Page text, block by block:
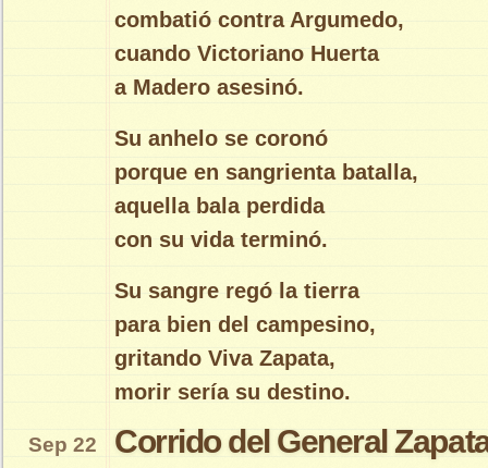
combatió contra Argumedo,
cuando Victoriano Huerta
a Madero asesinó.
Su anhelo se coronó
porque en sangrienta batalla,
aquella bala perdida
con su vida terminó.
Su sangre regó la tierra
para bien del campesino,
gritando Viva Zapata,
morir sería su destino.
Corrido del General
Sep 22